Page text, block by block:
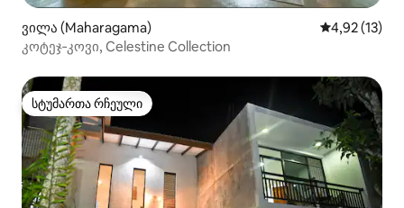
ვილა (Maharagama) საშუალო
4,92 (13)
კოტეჯ‑კოვი, Celestine Collection
სტუმართა რჩეული
სტუმართა რჩეული